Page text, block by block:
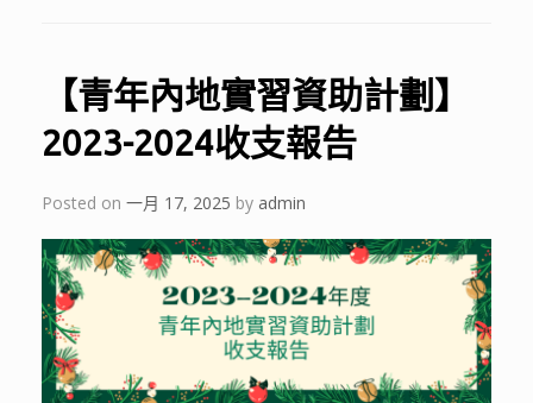
【青年內地實習資助計劃】
2023-2024收支報告
Posted on 一月 17, 2025 by admin